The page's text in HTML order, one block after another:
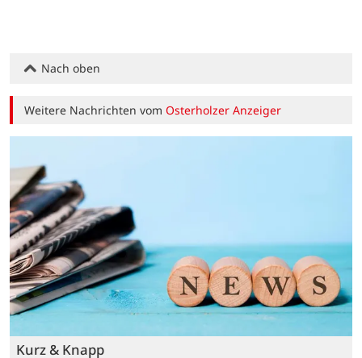
Nach oben
Weitere Nachrichten vomOsterholzer Anzeiger
Kurz & Knapp